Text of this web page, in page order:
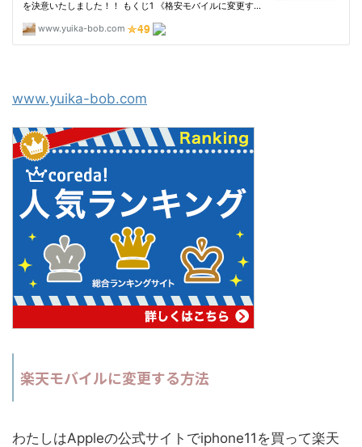
www.yuika-bob.com
楽天モバイルに変更する方法
わたしはAppleの公式サイトでiphone11を買って楽天